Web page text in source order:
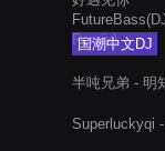
国潮中文DJ
半吨兄弟 - 明
Superluckyqi